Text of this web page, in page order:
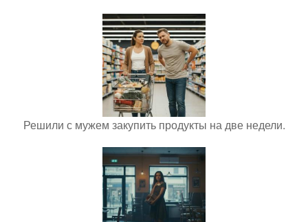
Решили с мужем закупить продукты на две недели.